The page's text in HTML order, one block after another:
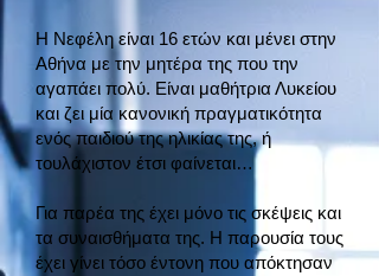
Η Νεφέλη είναι 16 ετών και μένει στην
Αθήνα με την μητέρα της που την
αγαπάει πολύ. Είναι μαθήτρια Λυκείου
και ζει μία κανονική πραγματικότητα
ενός παιδιού της ηλικίας της, ή
τουλάχιστον έτσι φαίνεται…
Για παρέα της έχει μόνο τις σκέψεις και
τα συναισθήματα της. Η παρουσία τους
έχει γίνει τόσο έντονη που απόκτησαν